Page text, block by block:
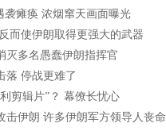
袭瘫痪 浓烟窜天画面曝光
而使伊朗取得更强大的武器
灭多名愚蠢伊朗指挥官
落 停战更难了
剪辑片”？ 幕僚长忧心
击伊朗 许多伊朗军方领导人丧命